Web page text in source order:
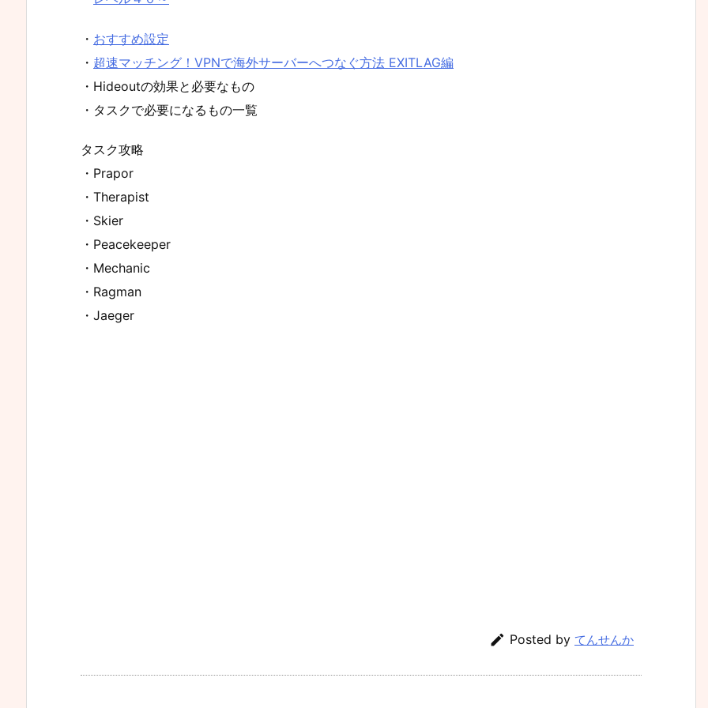
・ おすすめ設定
・ 超速マッチング！VPNで海外サーバーへつなぐ方法 EXITLAG編
・Hideoutの効果と必要なもの
・タスクで必要になるもの一覧
タスク攻略
・Prapor
・Therapist
・Skier
・Peacekeeper
・Mechanic
・Ragman
・Jaeger
 Posted by てんせんか